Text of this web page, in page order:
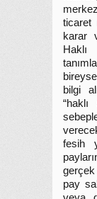
ticaret
karar
bilgi
“haklı
fesih
pay